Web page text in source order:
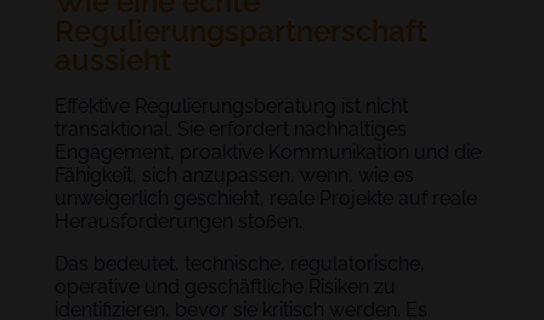
Regulierungspartnerschaft
aussieht
Effektive Regulierungsberatung ist nicht
transaktional. Sie erfordert nachhaltiges
Engagement, proaktive Kommunikation und die
Fähigkeit, sich anzupassen, wenn, wie es
unweigerlich geschieht, reale Projekte auf reale
Herausforderungen stoßen.
Das bedeutet, technische, regulatorische,
operative und geschäftliche Risiken zu
identifizieren, bevor sie kritisch werden. Es